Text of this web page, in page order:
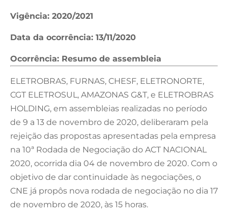
Vigência: 2020/2021
Data da ocorrência: 13/11/2020
Ocorrência: Resumo de assembleia
ELETROBRAS, FURNAS, CHESF, ELETRONORTE,
CGT ELETROSUL, AMAZONAS G&T, e ELETROBRAS
HOLDING, em assembleias realizadas no período
de 9 a 13 de novembro de 2020, deliberaram pela
rejeição das propostas apresentadas pela empresa
na 10ª Rodada de Negociação do ACT NACIONAL
2020, ocorrida dia 04 de novembro de 2020. Com o
objetivo de dar continuidade às negociações, o
CNE já propôs nova rodada de negociação no dia 17
de novembro de 2020, às 15 horas.